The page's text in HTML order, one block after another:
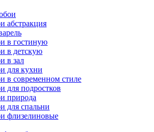
абстракция
в гостиную
в детскую
в зал
для кухни
в современном стиле
для подростков
природа
для спальни
флизелиновые